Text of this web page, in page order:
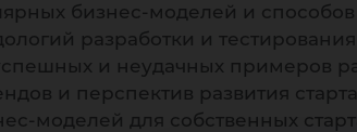
бизнес-моделей и
разработки и
и неудачных примеров
и перспектив развития
моделей для собственных